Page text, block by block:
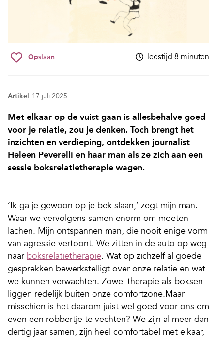
Opslaan leestijd 8 minuten
Artikel 17 juli 2025
Met elkaar op de vuist gaan is allesbehalve goed
voor je relatie, zou je denken. Toch brengt het
inzichten en verdieping, ontdekken journalist
Heleen Peverelli en haar man als ze zich aan een
sessie boksrelatietherapie wagen.
‘Ik ga je gewoon op je bek slaan,’ zegt mijn man.
Waar we vervolgens samen enorm om moeten
lachen. Mijn ontspannen man, die nooit enige vorm
van agressie vertoont. We zitten in de auto op weg
naar boksrelatietherapie. Wat op zichzelf al goede
gesprekken bewerkstelligt over onze relatie en wat
we kunnen verwachten. Zowel therapie als boksen
liggen ­redelijk buiten onze comfortzone.Maar
misschien is het daarom juist wel goed voor ons om
even een robbertje te vechten? We zijn al meer dan
dertig jaar samen, zijn heel comfortabel met elkaar,